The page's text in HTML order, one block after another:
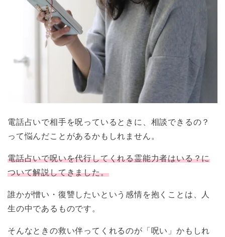
電話占いで相手を呪っているときに、相談できるの？
って悩んだことがあるかもしれません。
電話占いで呪いを代行してくれる霊能力者はいる？に
ついて解説してきました。
誰かが憎い・復讐したいという感情を抱くことは、人
生の中であるものです。
そんなときの救い伴ってくれるのが「呪い」かもしれ